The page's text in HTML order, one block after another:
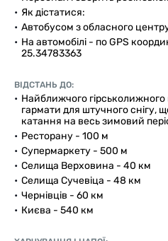
Як дістатися:
Автобусом з обласного
На автомобілі - по GPS
25.34783363
ВІДСТАНЬ ДО:
Найближчого
гармати для штучного снігу,
катання на весь зимовий
Ресторану - 100 м
Супермаркету - 500 м
Селища Верховина - 40 км
Селища Сучевіца - 48 км
Чернівців - 60 км
Києва - 540 км